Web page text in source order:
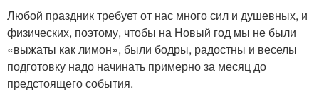
Любой праздник требует от нас много сил и душевных, и
физических, поэтому, чтобы на Новый год мы не были
«выжаты как лимон», были бодры, радостны и веселы
подготовку надо начинать примерно за месяц до
предстоящего события.